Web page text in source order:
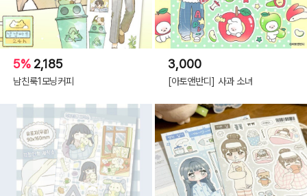
5% 2,185
남친룩1모닝커피
3,000
[아토앤반디] 사과 소녀